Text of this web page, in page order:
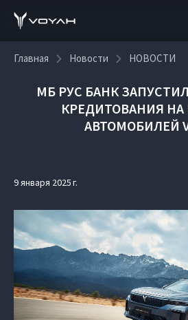
Главная Новости НОВОСТИ
МБ РУС БАНК
КРЕДИТОВАНИЯ НА
АВТОМОБИЛЕЙ
9 января 2025 г.